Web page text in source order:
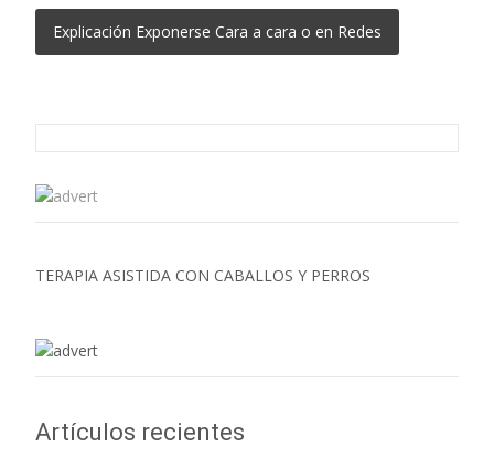
Explicación Exponerse Cara a cara o en Redes
TERAPIA ASISTIDA CON CABALLOS Y PERROS
Artículos recientes